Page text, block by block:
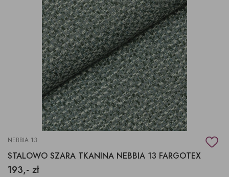
NEBBIA 13
STALOWO SZARA TKANINA NEBBIA 13 FARGOTEX
193,- zł